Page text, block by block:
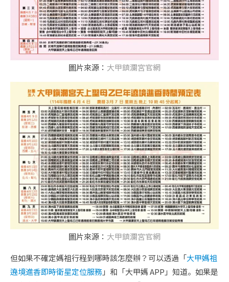
圖片來源： 大甲鎮瀾宮官網
圖片來源： 大甲鎮瀾宮官網
但如果不確定媽祖行程到哪時該怎麼辦？可以透過「大甲媽祖
遶境進香即時衛星定位服務 」和「大甲媽 APP」知道。如果是